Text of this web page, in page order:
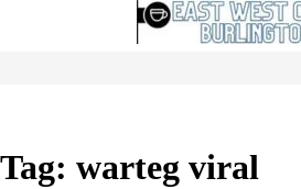
Tag: warteg viral